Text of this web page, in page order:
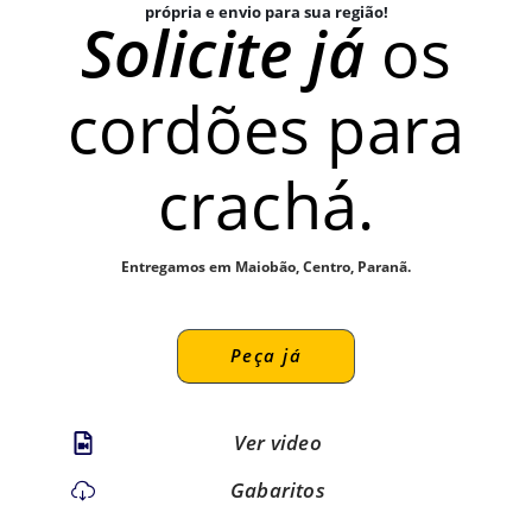
própria e envio para sua região!
Solicite já os
cordões para
crachá.
Entregamos em Maiobão, Centro, Paranã.
Peça já
Ver video
Gabaritos